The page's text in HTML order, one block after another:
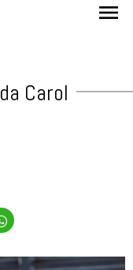
menu
Carol